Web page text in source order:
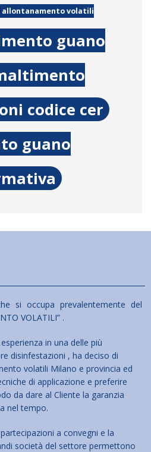
allontanamento volatili
guano
codice cer
guano
si occupa prevalentemente del
VOLATILI” .
in una delle più
disinfestazioni , ha deciso di
volatili Milano e provincia ed
di applicazione e preferire
da dare al Cliente la garanzia
nel tempo.
a convegni e la
società del settore permettono